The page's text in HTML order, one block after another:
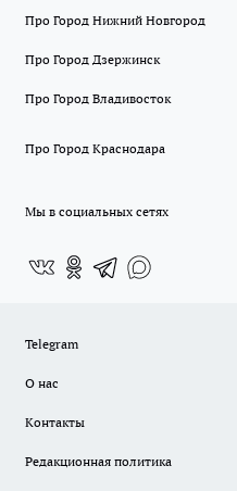
Про Город Нижний Новгород
Про Город Дзержинск
Про Город Владивосток
Про Город Краснодара
Мы в социальных сетях
Telegram
О нас
Контакты
Редакционная политика